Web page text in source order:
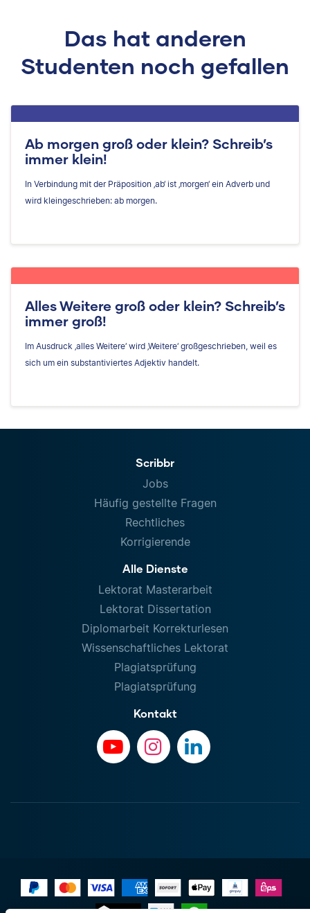
Das hat anderen
Studenten noch gefallen
Ab morgen groß oder klein? Schreib’s
immer klein!
In Verbindung mit der Präposition ‚ab‘ ist ‚morgen‘ ein Adverb und
wird kleingeschrieben: ab morgen.
Alles Weitere groß oder klein? Schreib’s
immer groß!
Im Ausdruck ‚alles Weitere‘ wird ‚Weitere‘ großgeschrieben, weil es
sich um ein substantiviertes Adjektiv handelt.
Scribbr
Jobs
Häufig gestellte Fragen
Rechtliches
Korrigierende
Alle Dienste
Lektorat Masterarbeit
Lektorat Dissertation
Diplomarbeit Korrekturlesen
Wissenschaftliches Lektorat
Plagiatsprüfung
Plagiatsprüfung
Kontakt